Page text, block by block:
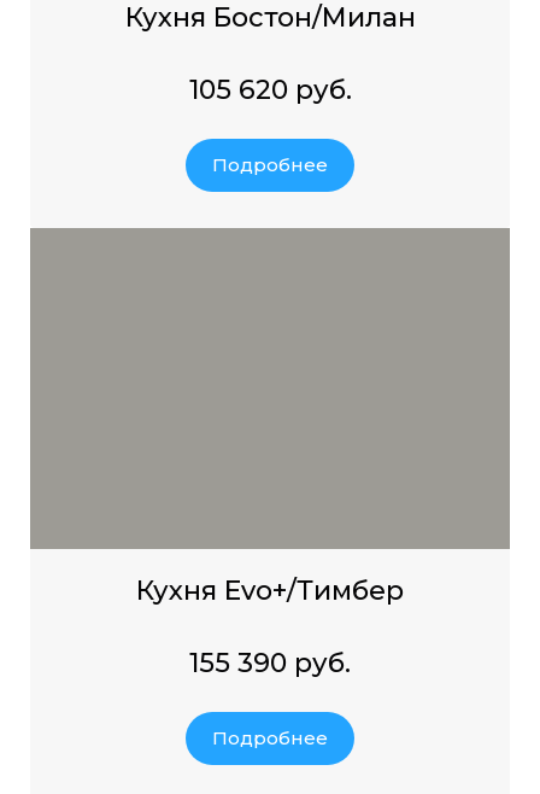
Кухня Бостон/Милан
105 620 руб.
Подробнее
Кухня Evo+/Тимбер
155 390 руб.
Подробнее